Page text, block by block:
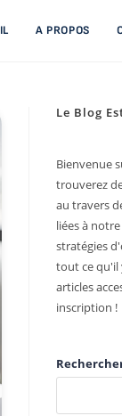
A PROPOS
Le Blog
Bienvenue
trouverez
au travers
liées à
stratégies
tout ce qu'il
articles
inscription !